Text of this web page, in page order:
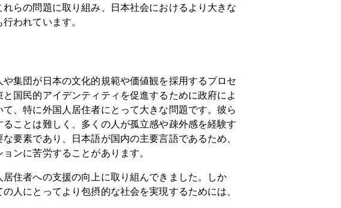
らの問題に取り組み、日本社会におけるより大きな
われています。
集団が日本の文化的規範や価値観を採用するプロセ
国民的アイデンティティを促進するために政府によ
、特に外国人居住者にとって大きな問題です。彼ら
ことは難しく、多くの人が孤立感や疎外感を経験す
要素であり、日本語が国内の主要言語であるため、
ンに苦労することがあります。
住者への支援の向上に取り組んできました。しか
人にとってより包摂的な社会を実現するためには、